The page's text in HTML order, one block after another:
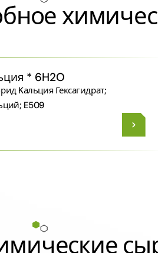
* 6H2O
Kальция Гексагидрат;
E509